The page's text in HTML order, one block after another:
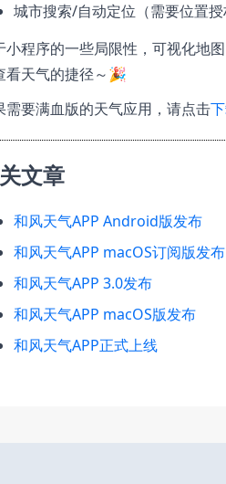
城市搜索/自动定位（需要位置授
小程序的一些局限性，可视化地
看天气的捷径～🎉
需要满血版的天气应用，请点击
文章
和风天气APP Android版发布
和风天气APP macOS订阅版发布
和风天气APP 3.0发布
和风天气APP macOS版发布
和风天气APP正式上线